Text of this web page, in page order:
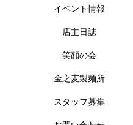
イベント情報
店主日誌
笑顔の会
金之麦製麺所
スタッフ募集